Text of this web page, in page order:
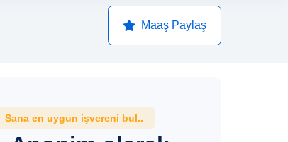
Maaş Paylaş
Sana en uygun işvereni bul..